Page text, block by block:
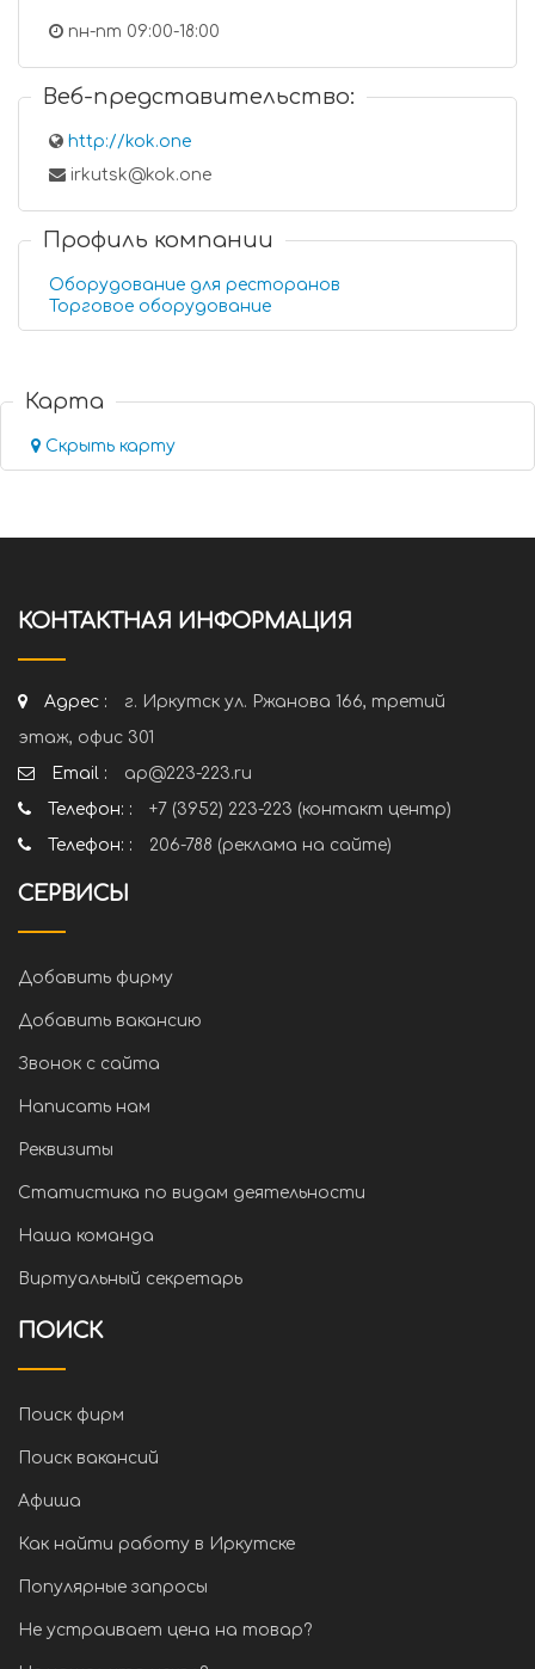
пн-пт 09:00-18:00
Веб-представительство:
http://kok.one
irkutsk@kok.one
Профиль компании
Оборудование для ресторанов
Торговое оборудование
Карта
Скрыть карту
КОНТАКТНАЯ ИНФОРМАЦИЯ
Адрес :
г. Иркутск ул. Ржанова 166, третий
этаж, офис 301
Email :
ap@223-223.ru
Телефон: :
+7 (3952) 223-223 (контакт центр)
Телефон: :
206-788 (реклама на сайте)
СЕРВИСЫ
Добавить фирму
Добавить вакансию
Звонок с сайта
Написать нам
Реквизиты
Статистика по видам деятельности
Наша команда
Виртуальный секретарь
ПОИСК
Поиск фирм
Поиск вакансий
Афиша
Как найти работу в Иркутске
Популярные запросы
Не устраивает цена на товар?